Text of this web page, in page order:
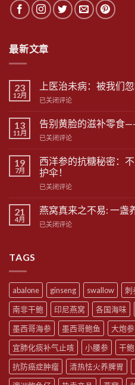
最新文章
23
12月
上医治未病：被我们
上
治
未
病：
我
们
略
健
康
已关闭评论
13
11月
告别黄脸的滋补零食
告
黄
脸
的
滋
零
——
已关闭评论
19
7月
西洋参的抗糖秘密：
护伞！
西
参
的
抗
提
神，
更
是
你
的
糖
化
守
已关闭评论
21
4月
燕窝真来之不易: 一盏
燕
易:
一
盏
养
颜
珍
品
的
前
世
已关闭评论
TAGS
abalone ginseng swallow 刺
南非干鲍
印尼燕窝 各国海味
墨西哥海参
墨西哥鲍鱼 大炮参
宜肺化痰补气止咳
小腰参 干鲍
抗防癌症肿瘤
清热怯火养脾胃